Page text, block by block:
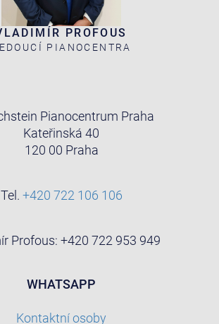
PROFOUS
PIANOCENTRA
Pianocentrum Praha
Kateřinská 40
120 00 Praha
Tel. +420 722 106 106
Profous: +420 722 953 949
WHATSAPP
Kontaktní osoby